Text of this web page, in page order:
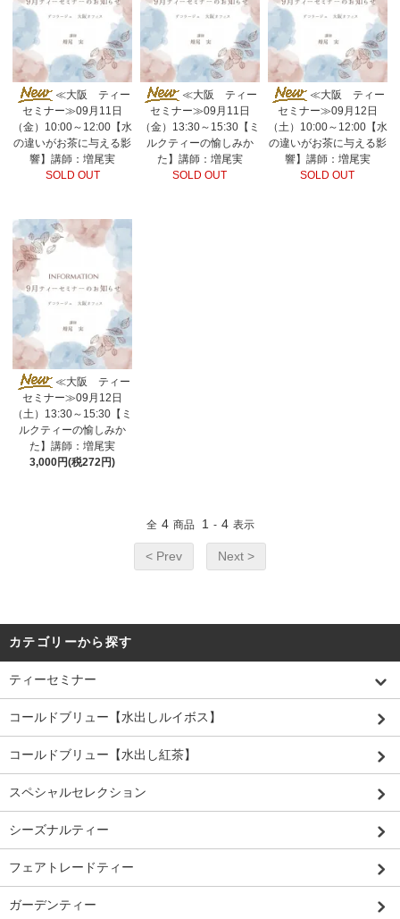
≪大阪 ティー
セミナー≫09月11日
（金）10:00～12:00【水
の違いがお茶に与える影
響】講師：増尾実
SOLD OUT
≪大阪 ティー
セミナー≫09月11日
（金）13:30～15:30【ミ
ルクティーの愉しみか
た】講師：増尾実
SOLD OUT
≪大阪 ティー
セミナー≫09月12日
（土）10:00～12:00【水
の違いがお茶に与える影
響】講師：増尾実
SOLD OUT
≪大阪 ティー
セミナー≫09月12日
（土）13:30～15:30【ミ
ルクティーの愉しみか
た】講師：増尾実
3,000円(税272円)
全 4 商品 1 - 4 表示
< Prev Next >
カテゴリーから探す
ティーセミナー
コールドブリュー【水出しルイボス】
コールドブリュー【水出し紅茶】
スペシャルセレクション
シーズナルティー
フェアトレードティー
ガーデンティー